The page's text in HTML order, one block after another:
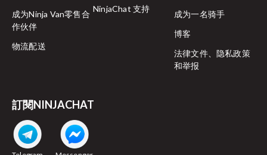
成为Ninja Van零售合
作伙伴
物流配送
NinjaChat 支持
成为一名骑手
博客
法律文件、隐私政策
和举报
訂閱NINJACHAT